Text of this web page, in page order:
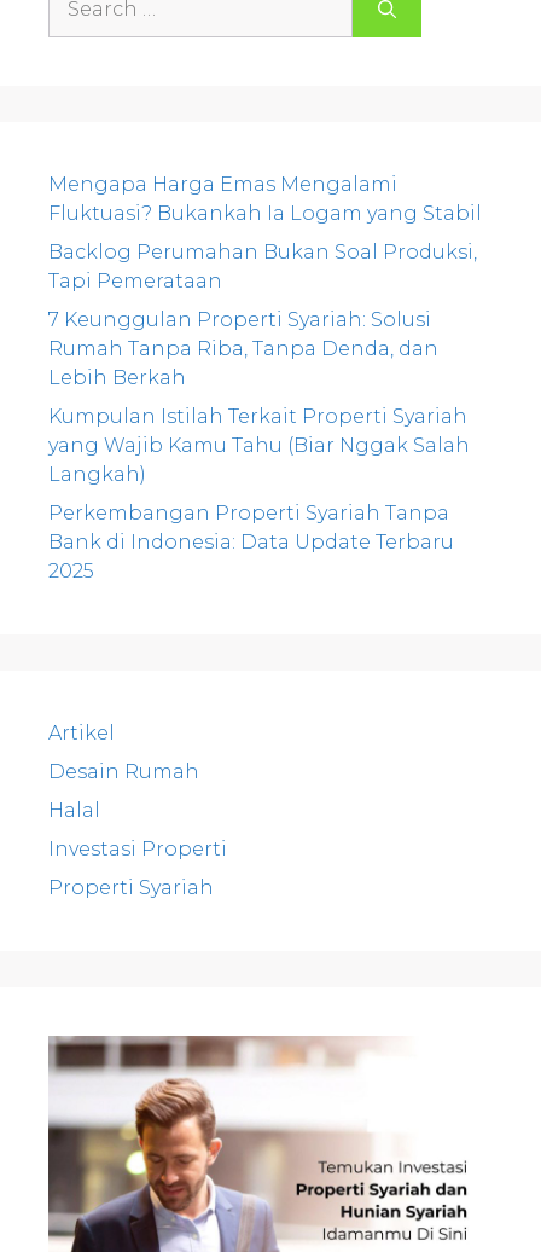
for:
Mengapa Harga Emas Mengalami
Fluktuasi? Bukankah Ia Logam yang Stabil
Backlog Perumahan Bukan Soal Produksi,
Tapi Pemerataan
7 Keunggulan Properti Syariah: Solusi
Rumah Tanpa Riba, Tanpa Denda, dan
Lebih Berkah
Kumpulan Istilah Terkait Properti Syariah
yang Wajib Kamu Tahu (Biar Nggak Salah
Langkah)
Perkembangan Properti Syariah Tanpa
Bank di Indonesia: Data Update Terbaru
2025
Artikel
Desain Rumah
Halal
Investasi Properti
Properti Syariah